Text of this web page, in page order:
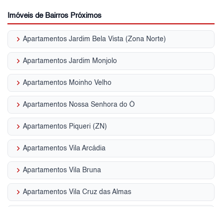
Imóveis de Bairros Próximos
keyboard_arrow_right Apartamentos Jardim Bela Vista (Zona Norte)
keyboard_arrow_right Apartamentos Jardim Monjolo
keyboard_arrow_right Apartamentos Moinho Velho
keyboard_arrow_right Apartamentos Nossa Senhora do Ó
keyboard_arrow_right Apartamentos Piqueri (ZN)
keyboard_arrow_right Apartamentos Vila Arcádia
keyboard_arrow_right Apartamentos Vila Bruna
keyboard_arrow_right Apartamentos Vila Cruz das Almas